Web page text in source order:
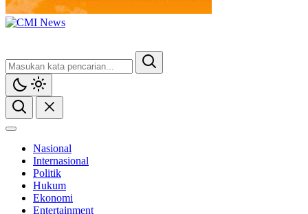
Nasional
Internasional
Politik
Hukum
Ekonomi
Entertainment